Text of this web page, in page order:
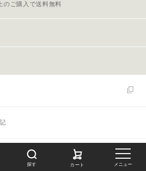
のご購入で送料無料
探す カート メニュー